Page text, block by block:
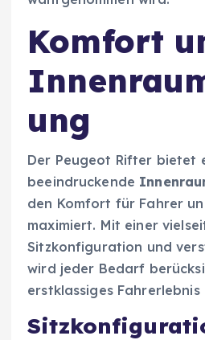
Komfort
ung
Der Peugeot Rifter bietet
beeindruckende
den Komfort für Fahrer
maximiert. Mit einer
Sitzkonfiguration und
wird jeder Bedarf
erstklassiges